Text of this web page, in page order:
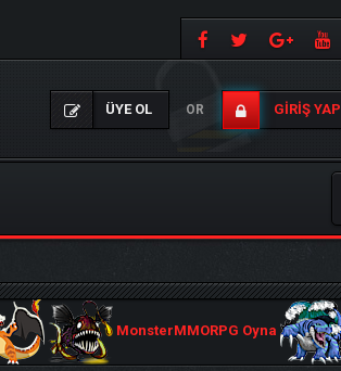
ÜYE OL OR GIRIŞ YAP
MonsterMMORPG Oyna